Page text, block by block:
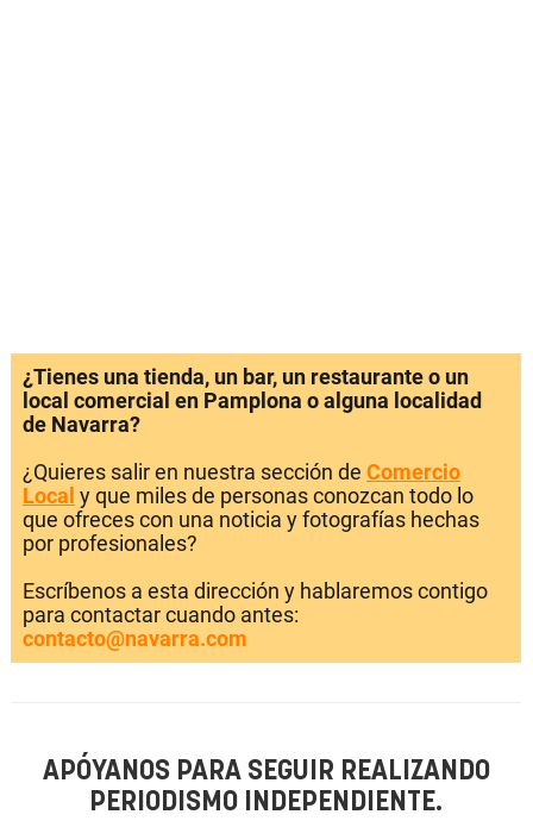
¿Tienes una tienda, un bar, un restaurante o un
local comercial en Pamplona o alguna localidad
de Navarra?
¿Quieres salir en nuestra sección de Comercio
Local y que miles de personas conozcan todo lo
que ofreces con una noticia y fotografías hechas
por profesionales?
Escríbenos a esta dirección y hablaremos contigo
para contactar cuando antes:
contacto@navarra.com
APÓYANOS PARA SEGUIR REALIZANDO
PERIODISMO INDEPENDIENTE.